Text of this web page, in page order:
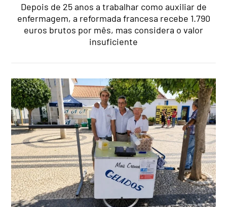
Depois de 25 anos a trabalhar como auxiliar de
enfermagem, a reformada francesa recebe 1.790
euros brutos por mês, mas considera o valor
insuficiente